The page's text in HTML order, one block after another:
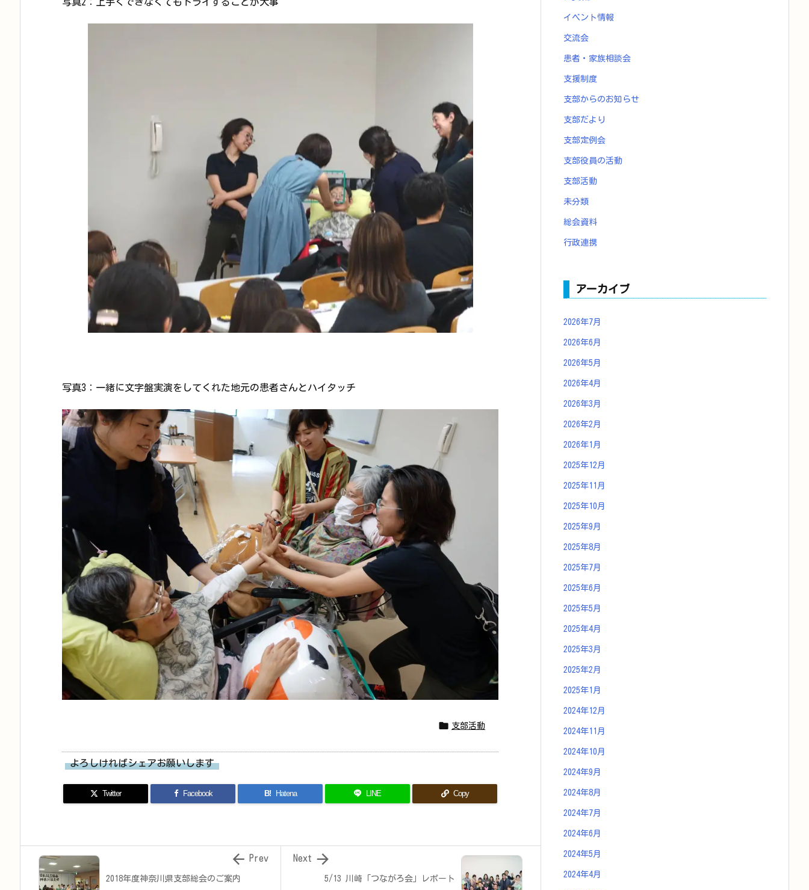
写真2：上手くできなくてもトライすることが大事
写真3：一緒に文字盤実演をしてくれた地元の患者さんとハイタッチ
 支部活動
よろしければシェアお願いします
Twitter Facebook B! Hatena LINE Copy
5/13 川崎「つながろ会」レポート

Next
2018年度神奈川県支部総会のご案内
 Prev
イベント情報
交流会
患者・家族相談会
支援制度
支部からのお知らせ
支部だより
支部定例会
支部役員の活動
支部活動
未分類
総会資料
行政連携
アーカイブ
2026年7月
2026年6月
2026年5月
2026年4月
2026年3月
2026年2月
2026年1月
2025年12月
2025年11月
2025年10月
2025年9月
2025年8月
2025年7月
2025年6月
2025年5月
2025年4月
2025年3月
2025年2月
2025年1月
2024年12月
2024年11月
2024年10月
2024年9月
2024年8月
2024年7月
2024年6月
2024年5月
2024年4月